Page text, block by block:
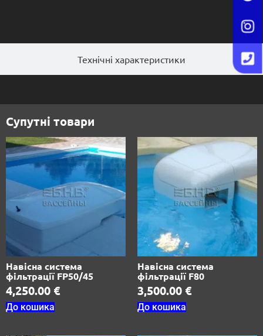
Технічні характеристики
Супутні товари
Навісна система
фільтрації FP50/45
4,250.00 €
До кошика
Навісна система
фільтрації F80
3,500.00 €
До кошика